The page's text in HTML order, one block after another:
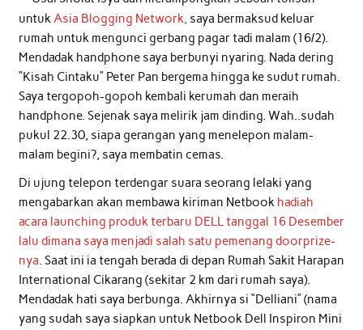
untukAsia Blogging Network, saya bermaksud keluar
rumah untuk mengunci gerbang pagar tadi malam (16/2).
Mendadak handphone saya berbunyi nyaring. Nada dering
“Kisah Cintaku” Peter Pan bergema hingga ke sudut rumah.
Saya tergopoh-gopoh kembali kerumah dan meraih
handphone. Sejenak saya melirik jam dinding. Wah..sudah
pukul 22.30, siapa gerangan yang menelepon malam-
malam begini?, saya membatin cemas.
Di ujung telepon terdengar suara seorang lelaki yang
mengabarkan akan membawa kiriman Netbookhadiah
acara launching produk terbaru DELL tanggal 16 Desember
lalu dimana saya menjadi salah satu pemenang doorprize-
nya. Saat ini ia tengah berada di depan Rumah Sakit Harapan
International Cikarang (sekitar 2 km dari rumah saya).
Mendadak hati saya berbunga. Akhirnya si “Delliani” (nama
yang sudah saya siapkan untuk Netbook Dell Inspiron Mini